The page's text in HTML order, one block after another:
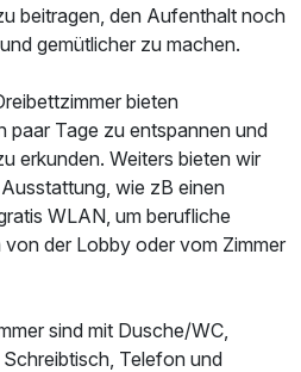
p.P. ab66,00 €
beitragen, den Aufenthalt noch
gemütlicher zu machen.
bieten
paar Tage zu entspannen und
erkunden. Weiters bieten wir
wie zB einen
WLAN, um berufliche
der Lobby oder vom Zimmer
sind mit Dusche/WC,
Telefon und